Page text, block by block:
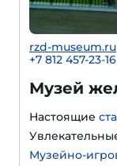
rzd-museum.ru
+7 812 457-23-16
Музей
Настоящие
Музейно-